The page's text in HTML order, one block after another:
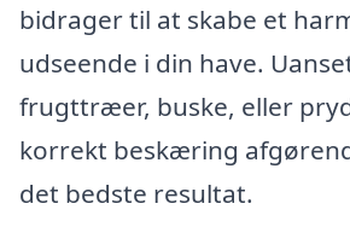
bidrager til at skabe et
udseende i din have.
frugttræer, buske, eller
korrekt beskæring
det bedste resultat.